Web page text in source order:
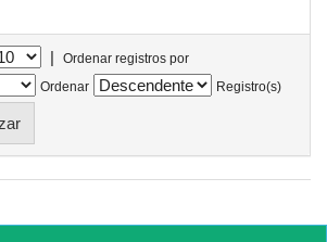
|
Ordenar registros por
Ordenar
Registro(s)